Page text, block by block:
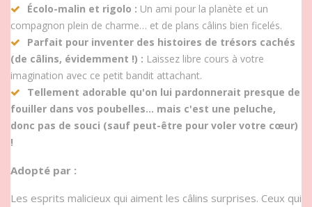
Écolo-malin et rigolo : Un ami pour la planète et un
compagnon plein de charme… et de plans câlins bien ficelés.
Parfait pour inventer des histoires de trésors cachés
(de câlins, évidemment !) : Laissez libre cours à votre
imagination avec ce petit bandit attachant.
Tellement adorable qu'on lui pardonnerait presque de
fouiller dans vos poubelles… mais c'est une peluche,
donc pas de souci (sauf peut-être pour voler votre cœur)
!
Adopté par :
Les esprits malicieux qui aiment les câlins surprises. Ceux qui